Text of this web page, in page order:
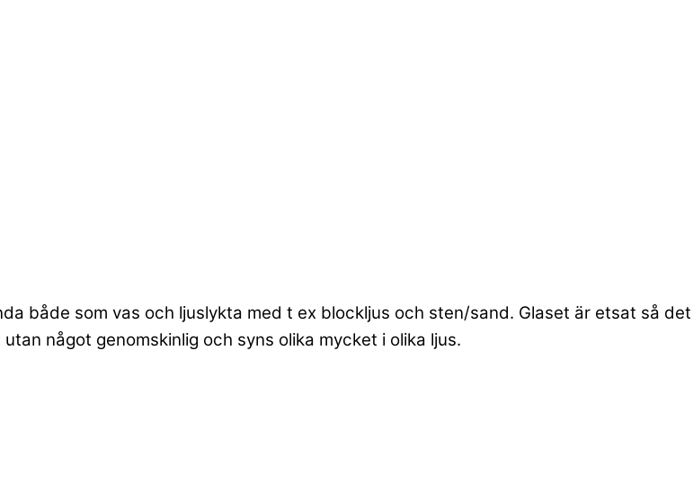
både som vas och ljuslykta med t ex blockljus och sten/sand. Glaset är etsat så det
något genomskinlig och syns olika mycket i olika ljus.